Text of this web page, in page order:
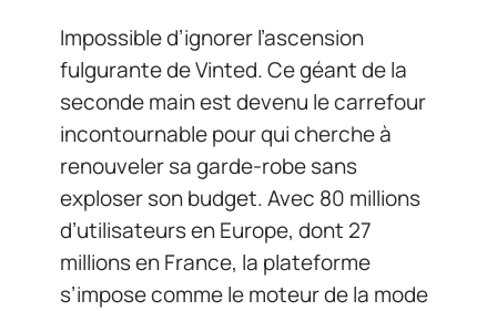
Impossible d’ignorer l’ascension
fulgurante de Vinted. Ce géant de la
seconde main est devenu le carrefour
incontournable pour qui cherche à
renouveler sa garde-robe sans
exploser son budget. Avec 80 millions
d’utilisateurs en Europe, dont 27
millions en France, la plateforme
s’impose comme le moteur de la mode